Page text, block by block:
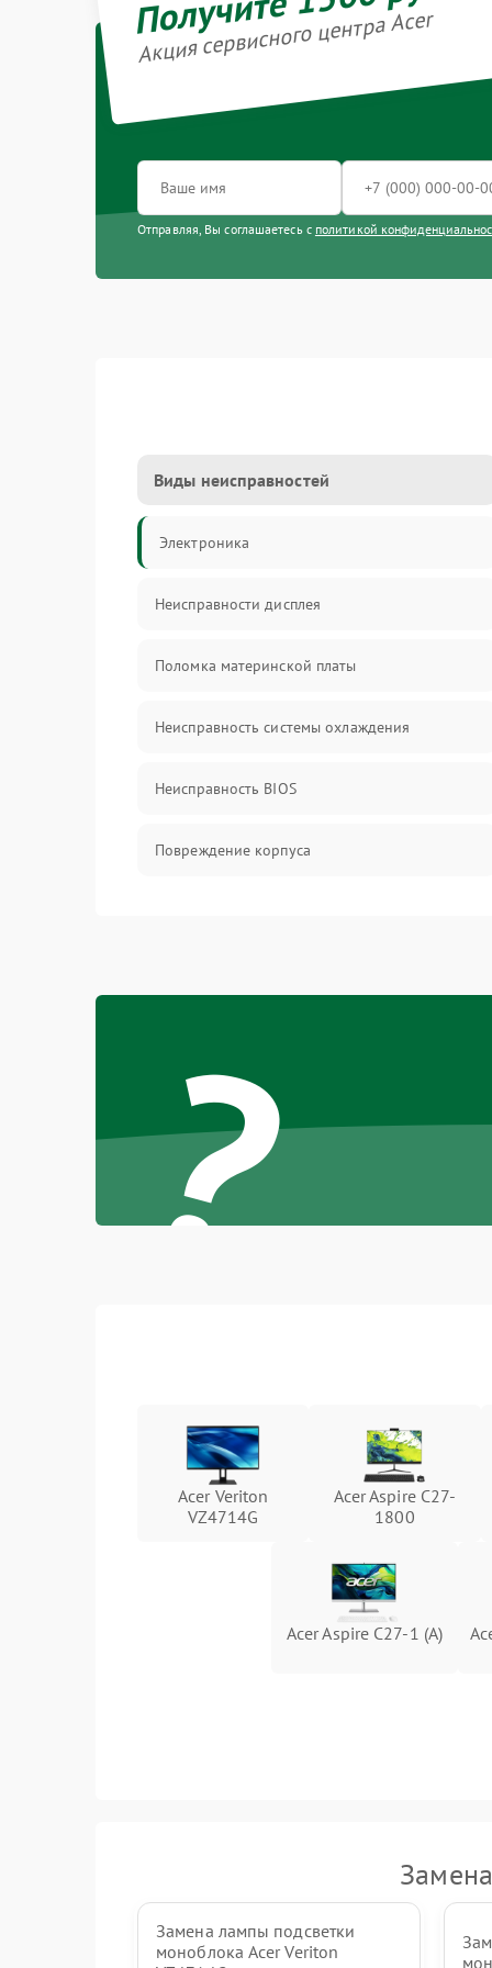
Акция сервисного центра Acer
Отправляя, Вы соглашаетесь с политикой
Виды неисправностей
Электроника
Неисправности дисплея
Поломка материнской платы
Неисправность системы охлаждения
Неисправность BIOS
Повреждение корпуса
Поломка видеокарты
Неисправность процессора
Повреждение жесткого диска (HDD / SSD)
Поломка батареи (если есть)
Неисправность кнопок управления
Неисправность тачпада (если есть)
?
Acer Veriton
VZ4714G
Acer Aspire C27-
1800
Acer Aspire C27-1 (A)
Замена лампы подсветки
моноблока Acer Veriton